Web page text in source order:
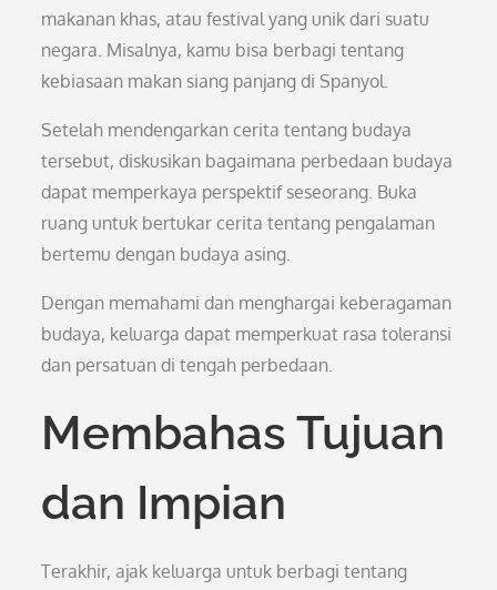
makanan khas, atau festival yang unik dari suatu
negara. Misalnya, kamu bisa berbagi tentang
kebiasaan makan siang panjang di Spanyol.
Setelah mendengarkan cerita tentang budaya
tersebut, diskusikan bagaimana perbedaan budaya
dapat memperkaya perspektif seseorang. Buka
ruang untuk bertukar cerita tentang pengalaman
bertemu dengan budaya asing.
Dengan memahami dan menghargai keberagaman
budaya, keluarga dapat memperkuat rasa toleransi
dan persatuan di tengah perbedaan.
Membahas Tujuan
dan Impian
Terakhir, ajak keluarga untuk berbagi tentang